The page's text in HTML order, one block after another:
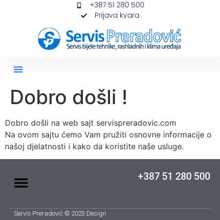
+387 51 280 500
Prijava kvara
Dobro došli !
Dobro došli na web sajt servispreradovic.com
Na ovom sajtu ćemo Vam pružiti osnovne informacije o
našoj djelatnosti i kako da koristite naše usluge.
+387 51 280 500
Servis Preradović © 2023 Design